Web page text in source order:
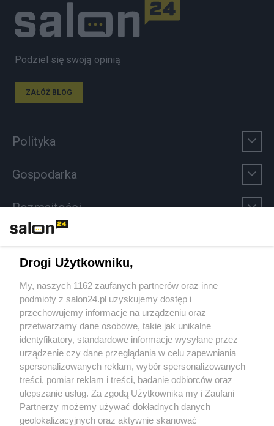
Podziel się swoją opinią
ZAŁÓŻ BLOG
Polityka
Gospodarka
Rozmaitości
Sport
Społeczeństwo
Kultura
X Facebook Instagram Youtube
Drogi Użytkowniku,
My, naszych 1162 zaufanych partnerów oraz inne
podmioty z salon24.pl uzyskujemy dostęp i
przechowujemy informacje na urządzeniu oraz
przetwarzamy dane osobowe, takie jak unikalne
identyfikatory, standardowe informacje wysyłane przez
urządzenie czy dane przeglądania w celu zapewniania
spersonalizowanych reklam, wybór spersonalizowanych
treści, pomiar reklam i treści, badanie odbiorców oraz
ulepszanie usług. Za zgodą Użytkownika my i Zaufani
Partnerzy możemy używać dokładnych danych
geolokalizacyjnych oraz aktywnie skanować